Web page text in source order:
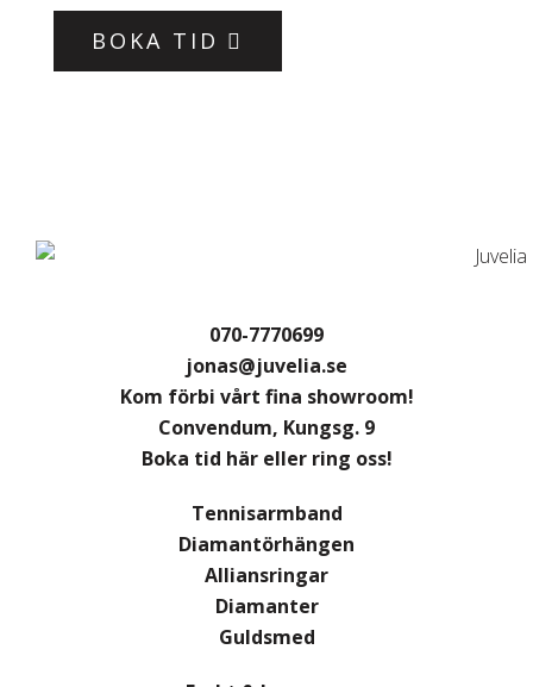
BOKA TID
070-7770699
jonas@juvelia.se
Kom förbi vårt fina showroom!
Convendum, Kungsg. 9
Boka tid här eller ring oss!
Tennisarmband
Diamantörhängen
Alliansringar
Diamanter
Guldsmed